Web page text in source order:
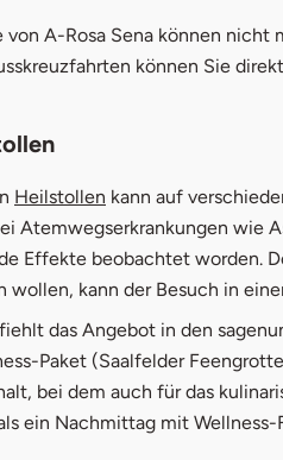
von A-Rosa Sena können nicht
können Sie
Heilstollen kann auf
Atemwegserkrankungen wie
Effekte beobachtet worden.
wollen, kann der Besuch in
das Angebot in den
Paket (Saalfelder
bei dem auch für das
ein Nachmittag mit Wellness-